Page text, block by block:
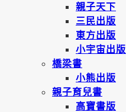
親子天下
三民出版
東方出版
小宇宙出版
橋梁書
小熊出版
親子育兒書
高寶書版